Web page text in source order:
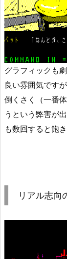
グラフィックも
良い雰囲気です
倒くさく（一番
うという弊害が
も数回すると飽
リアル志向